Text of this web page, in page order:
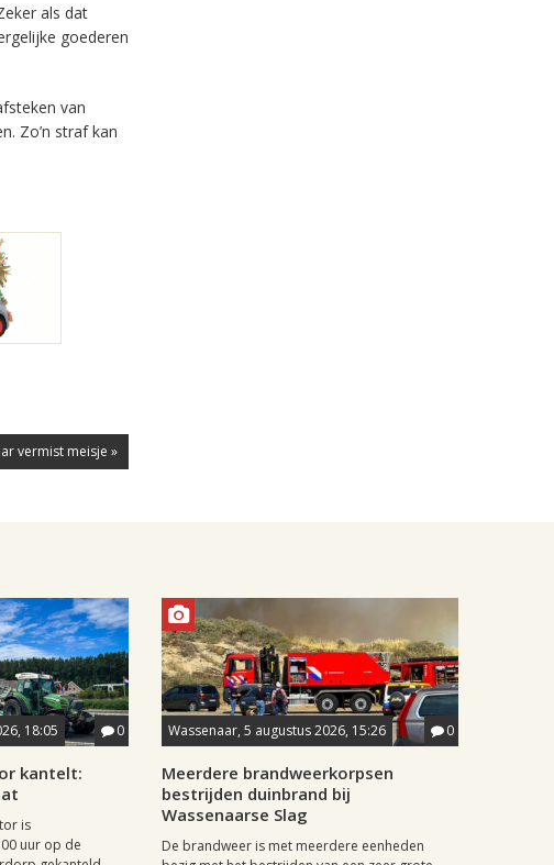
als dat
goederen
van
Zo’n straf kan
vermist meisje »
18:05 0
kantelt:
is
uur op de
Wassenaar, 5 augustus 2026, 15:26 0
Meerdere brandweerkorpsen
bestrijden duinbrand bij
Wassenaarse Slag
De brandweer is met meerdere eenheden